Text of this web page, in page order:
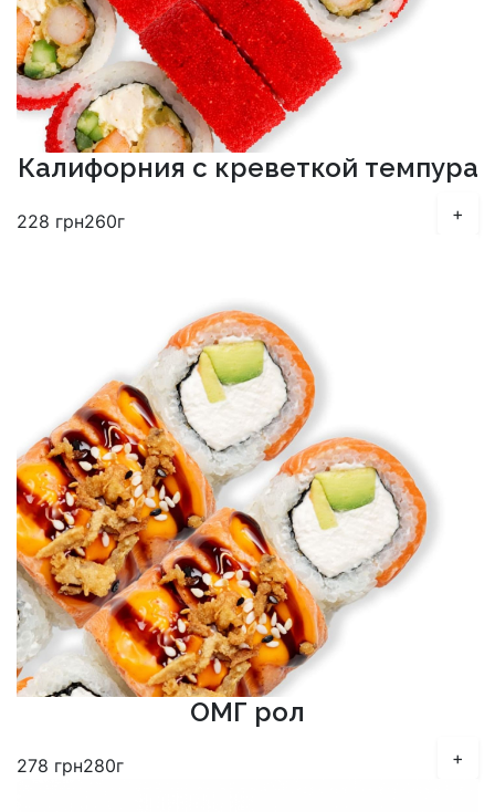
Калифорния с креветкой темпура
228 грн260г +
ОМГ рол
278 грн280г +